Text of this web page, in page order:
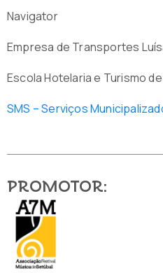
Navigator
Empresa de Transportes
Escola Hotelaria e Turismo
SMS – Serviços
Promotor: